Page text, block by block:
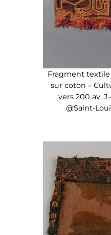
Fragment
sur coton –
vers 200 av.
@Saint-